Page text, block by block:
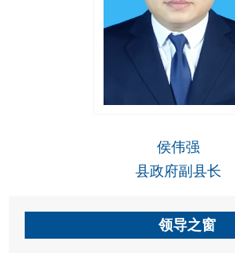
侯伟强
县政府副县长
领导之窗